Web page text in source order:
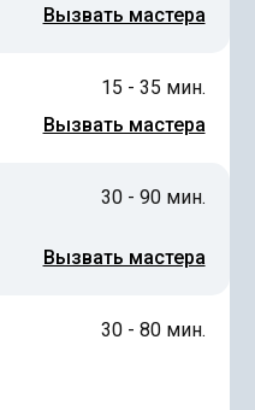
Вызвать мастера
15 - 35 мин.
Вызвать мастера
30 - 90 мин.
Вызвать мастера
30 - 80 мин.